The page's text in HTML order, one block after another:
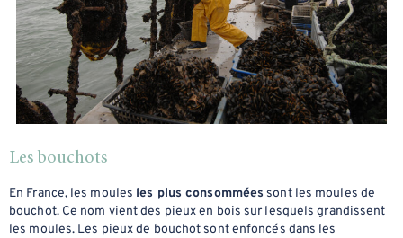
Les bouchots
En France, les moules les plus consommées sont les moules de
bouchot. Ce nom vient des pieux en bois sur lesquels grandissent
les moules. Les pieux de bouchot sont enfoncés dans les